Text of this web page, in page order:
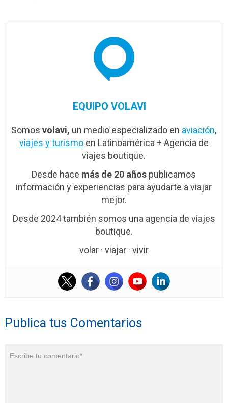
EQUIPO VOLAVI
Somosvolavi, un medio especializado en aviación,
viajes y turismoen Latinoamérica + Agencia de
viajes boutique.
Desde hace más de 20 años publicamos
información y experiencias para ayudarte a viajar
mejor.
Desde 2024 también somos una agencia de viajes
boutique.
volar · viajar · vivir
Publica tus Comentarios